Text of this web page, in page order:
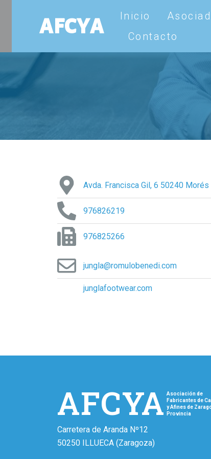
AFCYA Inicio
Contacto
Avda. Francisca Gil, 6 50240
976826219
976825266
jungla@romulobenedi.com
junglafootwear.com
AFCYA Asociación de
Fabricantes de
y Afines de
Provincia
Carretera de Aranda Nº12
50250 ILLUECA (Zaragoza)